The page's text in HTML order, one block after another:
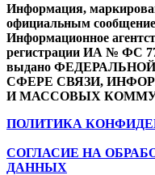
Информация,
официальным
Информационное
регистрации ИА № ФС 77
выдано
СФЕРЕ СВЯЗИ,
И МАССОВЫХ
ПОЛИТИКА
СОГЛАСИЕ НА
ДАННЫХ